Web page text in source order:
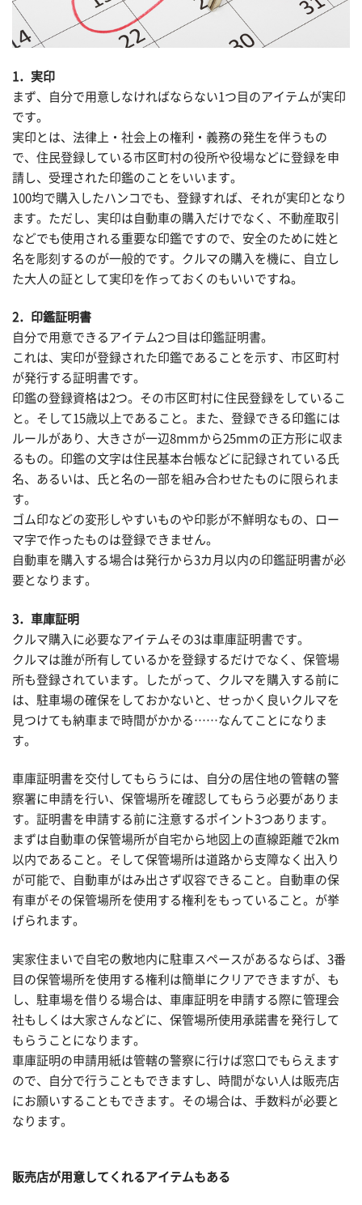
1．実印
まず、自分で用意しなければならない1つ目のアイテムが実印
です。
実印とは、法律上・社会上の権利・義務の発生を伴うもの
で、住民登録している市区町村の役所や役場などに登録を申
請し、受理された印鑑のことをいいます。
100均で購入したハンコでも、登録すれば、それが実印となり
ます。ただし、実印は自動車の購入だけでなく、不動産取引
などでも使用される重要な印鑑ですので、安全のために姓と
名を彫刻するのが一般的です。クルマの購入を機に、自立し
た大人の証として実印を作っておくのもいいですね。
2．印鑑証明書
自分で用意できるアイテム2つ目は印鑑証明書。
これは、実印が登録された印鑑であることを示す、市区町村
が発行する証明書です。
印鑑の登録資格は2つ。その市区町村に住民登録をしているこ
と。そして15歳以上であること。また、登録できる印鑑には
ルールがあり、大きさが一辺8mmから25mmの正方形に収ま
るもの。印鑑の文字は住民基本台帳などに記録されている氏
名、あるいは、氏と名の一部を組み合わせたものに限られま
す。
ゴム印などの変形しやすいものや印影が不鮮明なもの、ロー
マ字で作ったものは登録できません。
自動車を購入する場合は発行から3カ月以内の印鑑証明書が必
要となります。
3．車庫証明
クルマ購入に必要なアイテムその3は車庫証明書です。
クルマは誰が所有しているかを登録するだけでなく、保管場
所も登録されています。したがって、クルマを購入する前に
は、駐車場の確保をしておかないと、せっかく良いクルマを
見つけても納車まで時間がかかる……なんてことになりま
す。
車庫証明書を交付してもらうには、自分の居住地の管轄の警
察署に申請を行い、保管場所を確認してもらう必要がありま
す。証明書を申請する前に注意するポイント3つあります。
まずは自動車の保管場所が自宅から地図上の直線距離で2km
以内であること。そして保管場所は道路から支障なく出入り
が可能で、自動車がはみ出さず収容できること。自動車の保
有車がその保管場所を使用する権利をもっていること。が挙
げられます。
実家住まいで自宅の敷地内に駐車スペースがあるならば、3番
目の保管場所を使用する権利は簡単にクリアできますが、も
し、駐車場を借りる場合は、車庫証明を申請する際に管理会
社もしくは大家さんなどに、保管場所使用承諾書を発行して
もらうことになります。
車庫証明の申請用紙は管轄の警察に行けば窓口でもらえます
ので、自分で行うこともできますし、時間がない人は販売店
にお願いすることもできます。その場合は、手数料が必要と
なります。
販売店が用意してくれるアイテムもある